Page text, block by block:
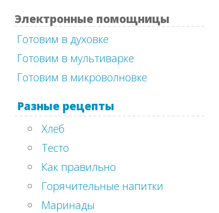
Электронные помощницы
Готовим в духовке
Готовим в мультиварке
Готовим в микроволновке
Разные рецепты
Хлеб
Тесто
Как правильно
Горячительные напитки
Маринады